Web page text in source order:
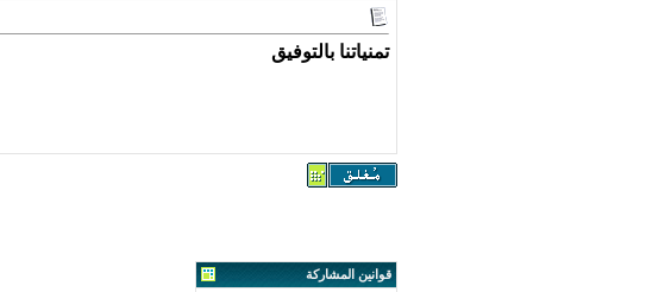
تمنياتنا بالتوفيق
قوانين المشاركة